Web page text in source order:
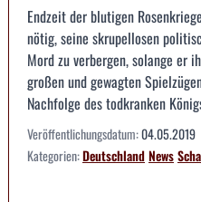
Endzeit der blutigen
nötig, seine skrupellosen
Mord zu verbergen, solange er
großen und gewagten
Nachfolge des todkranken
Veröffentlichungsdatum:04.05.2019
Kategorien:DeutschlandNews